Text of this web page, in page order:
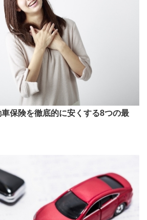
保険を徹底的に安くする8つの最